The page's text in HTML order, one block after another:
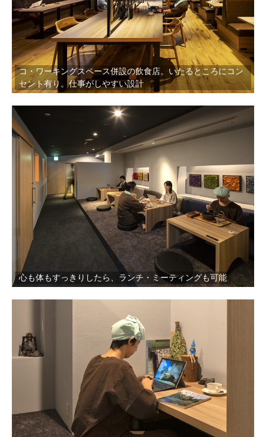
コ・ワーキングスペース併設の飲食店。いたるところにコン
セント有り。仕事がしやすい設計
心も体もすっきりしたら、ランチ・ミーティングも可能